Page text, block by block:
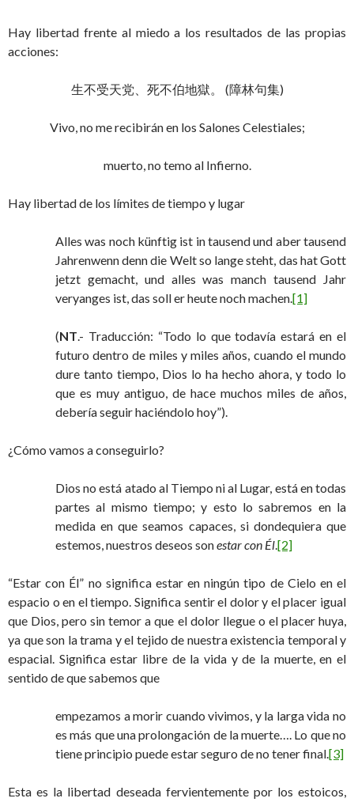
Hay libertad frente al miedo a los resultados de las propias
acciones:
生不受天党、死不伯地獄。 (障林句集)
Vivo, no me recibirán en los Salones Celestiales;
muerto, no temo al Infierno.
Hay libertad de los límites de tiempo y lugar
Alles was noch künftig ist in tausend und aber tausend
Jahrenwenn denn die Welt so lange steht, das hat Gott
jetzt gemacht, und alles was manch tausend Jahr
veryanges ist, das soll er heute noch machen.[1]
(NT.- Traducción: “Todo lo que todavía estará en el
futuro dentro de miles y miles años, cuando el mundo
dure tanto tiempo, Dios lo ha hecho ahora, y todo lo
que es muy antiguo, de hace muchos miles de años,
debería seguir haciéndolo hoy”).
¿Cómo vamos a conseguirlo?
Dios no está atado al Tiempo ni al Lugar, está en todas
partes al mismo tiempo; y esto lo sabremos en la
medida en que seamos capaces, si dondequiera que
estemos, nuestros deseos sonestar con Él.[2]
“Estar con Él” no significa estar en ningún tipo de Cielo en el
espacio o en el tiempo. Significa sentir el dolor y el placer igual
que Dios, pero sin temor a que el dolor llegue o el placer huya,
ya que son la trama y el tejido de nuestra existencia temporal y
espacial. Significa estar libre de la vida y de la muerte, en el
sentido de que sabemos que
empezamos a morir cuando vivimos, y la larga vida no
es más que una prolongación de la muerte…. Lo que no
tiene principio puede estar seguro de no tener final.[3]
Esta es la libertad deseada fervientemente por los estoicos,